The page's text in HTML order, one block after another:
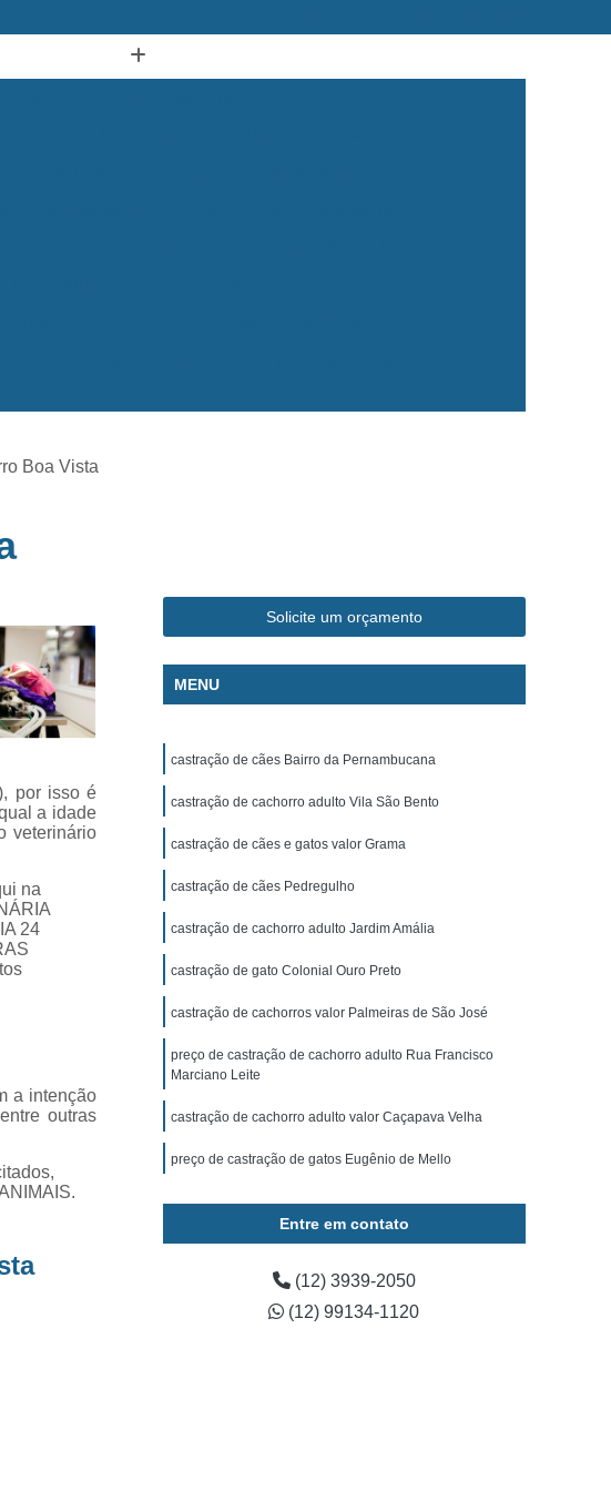
Próxima
em Animais
Exame de Eletrocardiograma em Cachorro
em Cães
Exame de Eletrocardiograma em Gatos
para Animais
Exame de Eletrocardiograma para Cachorro
Eletrocardiograma para Cachorro Caçapava
para Cachorro São José dos Campos
Eletrocardiograma para Cachorros e Gatos
Exame de Eletrocardiograma para Gatos
para Cachorro
Exame de Raio X para Animais
para Cachorro
Exame de Raio X para Gatos
Cão
Exame de Ultrassom Abdominal para Cachorro
Abdominal para Cachorro Caçapava
Abdominal para Cachorro São José dos Campos
Exame de Ultrassom para Cachorro
para Gatos
Exame Bioquímico em Cães
Exames Laboratoriais para Animais
para Cachorros
Exames Laboratoriais para Pets
Laboratório para Animais
Boa Vista
por isso é
a idade
veterinário
na
24
a intenção
outras
Solicite um orçamento
MENU
castração de cães Bairro da Pernambucana
castração de cachorro adulto Vila São Bento
castração de cães e gatos valor Grama
castração de cães Pedregulho
castração de cachorro adulto Jardim Amália
castração de gato Colonial Ouro Preto
castração de cachorros valor Palmeiras de São José
preço de castração de cachorro adulto Rua Francisco
Marciano Leite
castração de cachorro adulto valor Caçapava Velha
preço de castração de gatos Eugênio de Mello
Entre em contato
(12) 3939-2050
(12) 99134-1120